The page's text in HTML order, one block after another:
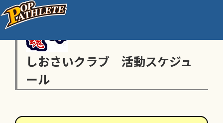
しおさいクラブ 活動スケジュ
ール